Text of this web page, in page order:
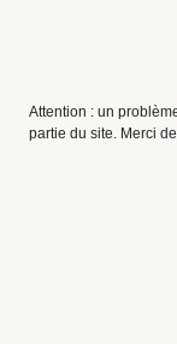
Attention : un
partie du site. Merci